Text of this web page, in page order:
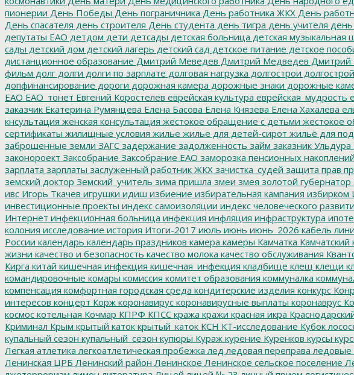
пионерии День Победы День пограничника День работника ЖКХ День
День спасателя день строителя День студента день тигра день учителя день
депутаты ЕАО детдом дети детсады детская больница детская музыкальная
сады детский дом детский лагерь детский сад детское питание детское
дистанционное образование Дмитрий Меведев Дмитрий Медведев Дмитрий
фильм долг долги долги по зарплате долговая нагрузка долгострои долгострой
допфинансирование дороги дорожная камера дорожные знаки дорожные
ЕАО ЕАО_тонет Евгений Коростелев еврейская культура еврейская_мудрость
заказчик Екатерина Румянцева Елена Басова Елена Князева Елена Хахалева
кнсультация женская консультация жестокое обращение с детьми жестокое
сертификаты жилищные условия жилье жилье для детей-сирот жильё для
заброшенные земли ЗАГС задержание задолженность займ заказник Ульдура
законороект Заксобрание Заксобрание ЕАО заморозка пенсионных накоплений
зарплата зарплаты заслуженный работник ЖКХ зачистка_судей защита прав
земский доктор Земский_учитель зима пришла змеи змея золотой губернатор
ивс Игорь Ткачев игрушки идиш избиение избирательная кампания избирком
инвестиционные проекты индекс самоизоляции индекс человеческого
Интернет инфекционная больница инфекция инфляция инфраструктура
колония исследование история Итоги-2017 июль июнь июнь_2026 кабель
России календарь календарь праздников камера камеры Камчатка Камчатский
жизни качество и безопасность качество молока качество обслуживания
Кирга китай кишечная инфекция кишечная_инфекция кладбище клещ клещи
командировочные комары комиссия комитет образования коммуналка
компенсация комфортная городская среда кондитерские изделия конкурс
интересов концерт Корж коронавирус коронавирусные выплаты коронаврус
космос котельная Кочмар КПРФ КПСС кража кражи красная икра
Криминал Крым крытый каток крытый_каток КСН КТ-исследование Кубок
купальный сезон купальный_сезон купюры Кураж курение Куренков курсы
Легкая атлетика легкоатлетическая пробежка лед ледовая переправа ледовые
Ленинская ЦРБ Ленинский район Ленинское Ленинское сельское поселение